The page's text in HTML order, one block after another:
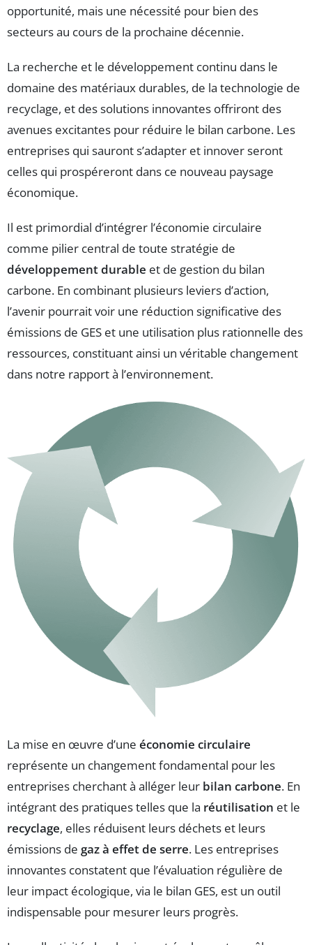
opportunité, mais une nécessité pour bien des
secteurs au cours de la prochaine décennie.
La recherche et le développement continu dans le
domaine des matériaux durables, de la technologie de
recyclage, et des solutions innovantes offriront des
avenues excitantes pour réduire le bilan carbone. Les
entreprises qui sauront s’adapter et innover seront
celles qui prospéreront dans ce nouveau paysage
économique.
Il est primordial d’intégrer l’économie circulaire
comme pilier central de toute stratégie de
développement durable et de gestion du bilan
carbone. En combinant plusieurs leviers d’action,
l’avenir pourrait voir une réduction significative des
émissions de GES et une utilisation plus rationnelle des
ressources, constituant ainsi un véritable changement
dans notre rapport à l’environnement.
La mise en œuvre d’une économie circulaire
représente un changement fondamental pour les
entreprises cherchant à alléger leur bilan carbone. En
intégrant des pratiques telles que la réutilisation et le
recyclage, elles réduisent leurs déchets et leurs
émissions de gaz à effet de serre. Les entreprises
innovantes constatent que l’évaluation régulière de
leur impact écologique, via le bilan GES, est un outil
indispensable pour mesurer leurs progrès.